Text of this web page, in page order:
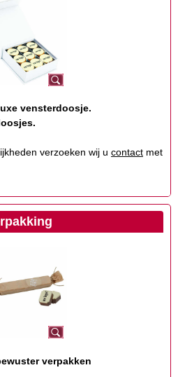
vensterdoosje.
verzoeken wij u contact met
verpakken